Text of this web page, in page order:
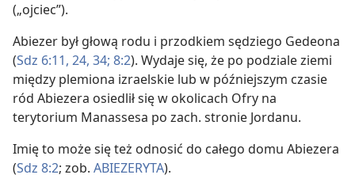
(„ojciec”).
Abiezer był głową rodu i przodkiem sędziego Gedeona
(Sdz 6:11, 24, 34; 8:2). Wydaje się, że po podziale ziemi
między plemiona izraelskie lub w późniejszym czasie
ród Abiezera osiedlił się w okolicach Ofry na
terytorium Manassesa po zach. stronie Jordanu.
Imię to może się też odnosić do całego domu Abiezera
(Sdz 8:2; zob. ABIEZERYTA).